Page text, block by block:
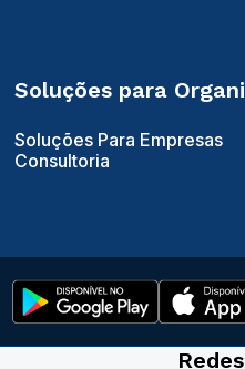
Soluções para
Soluções Para Empresas
Consultoria